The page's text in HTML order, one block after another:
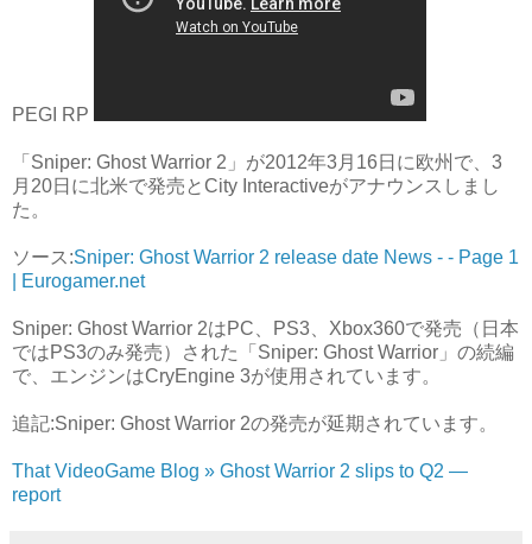
PEGI RP
「Sniper: Ghost Warrior 2」が2012年3月16日に欧州で、3
月20日に北米で発売とCity Interactiveがアナウンスしまし
た。
ソース:Sniper: Ghost Warrior 2 release date News - - Page 1
| Eurogamer.net
Sniper: Ghost Warrior 2はPC、PS3、Xbox360で発売（日本
ではPS3のみ発売）された「Sniper: Ghost Warrior」の続編
で、エンジンはCryEngine 3が使用されています。
追記:Sniper: Ghost Warrior 2の発売が延期されています。
That VideoGame Blog » Ghost Warrior 2 slips to Q2 —
report